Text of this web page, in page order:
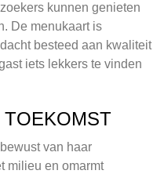
kunnen genieten
De menukaart is
besteed aan kwaliteit
iets lekkers te vinden
van haar
milieu en omarmt